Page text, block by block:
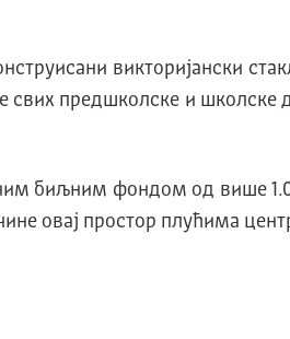
викторијански
предшколске и школске
биљним фондом од више
овај простор плућима